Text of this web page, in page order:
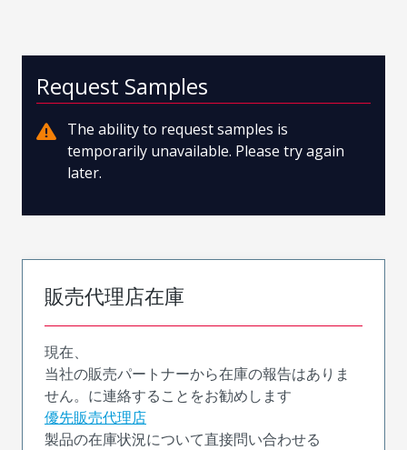
Request Samples
The ability to request samples is
temporarily unavailable. Please try again
later.
販売代理店在庫
現在、
当社の販売パートナーから在庫の報告はありま
せん。に連絡することをお勧めします
優先販売代理店
製品の在庫状況について直接問い合わせる